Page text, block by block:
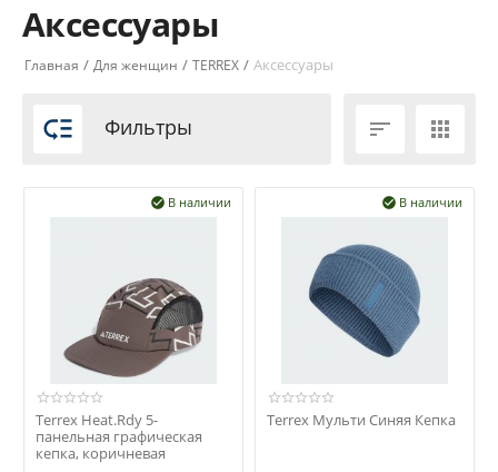
Аксессуары
Главная / Для женщин / TERREX / Аксессуары
 Фильтры  
В наличии

Terrex Heat.Rdy 5-
панельная графическая
кепка, коричневая
В наличии

Terrex Мульти Синяя Кепка